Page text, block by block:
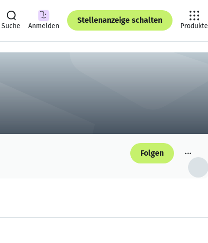
Suche Anmelden
Stellenanzeige schalten
Produkte
Folgen